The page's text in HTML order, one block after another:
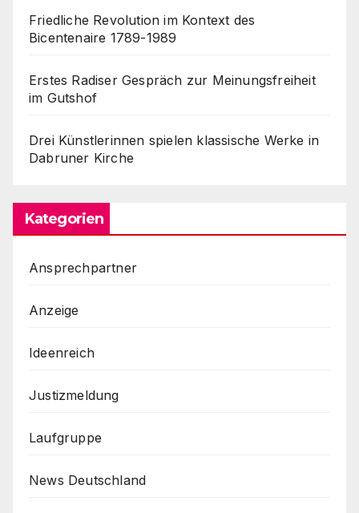
Friedliche Revolution im Kontext des
Bicentenaire 1789-1989
Erstes Radiser Gespräch zur Meinungsfreiheit
im Gutshof
Drei Künstlerinnen spielen klassische Werke in
Dabruner Kirche
Kategorien
Ansprechpartner
Anzeige
Ideenreich
Justizmeldung
Laufgruppe
News Deutschland